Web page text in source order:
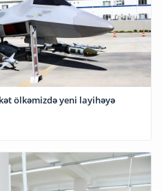
ölkəmizdə yeni layihəyə